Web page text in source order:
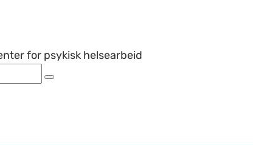
for psykisk helsearbeid